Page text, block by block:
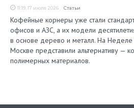
11:19, 17 июля 2026 Статьи
Кофейные корнеры уже стали
офисов и АЗС, а их модели
в основе дерево и металл. На Неделе
Москве представили альтернативу —
полимерных материалов.